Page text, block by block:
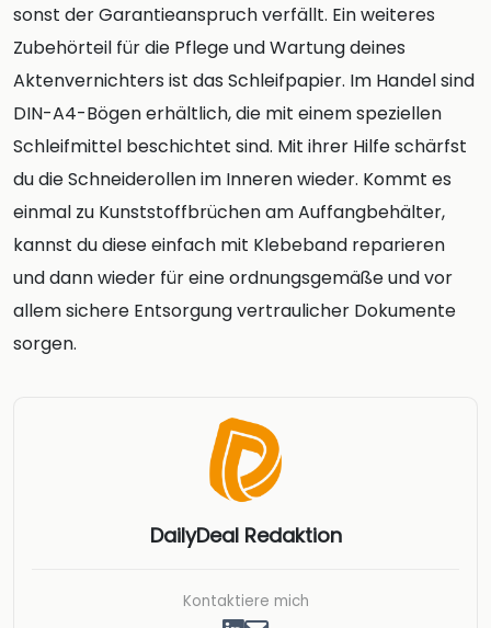
sonst der Garantieanspruch verfällt. Ein weiteres
Zubehörteil für die Pflege und Wartung deines
Aktenvernichters ist das Schleifpapier. Im Handel sind
DIN-A4-Bögen erhältlich, die mit einem speziellen
Schleifmittel beschichtet sind. Mit ihrer Hilfe schärfst
du die Schneiderollen im Inneren wieder. Kommt es
einmal zu Kunststoffbrüchen am Auffangbehälter,
kannst du diese einfach mit Klebeband reparieren
und dann wieder für eine ordnungsgemäße und vor
allem sichere Entsorgung vertraulicher Dokumente
sorgen.
DailyDeal Redaktion
Kontaktiere mich